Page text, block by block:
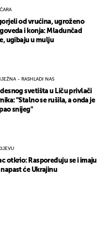
od vrućina, ugroženo
i konja: Mladunčad
ugibaju u mulju
- RASHLADI NAS
svetišta u Liču privlači
"Stalno se rušila, a onda je
snijeg"
otkrio: Raspoređuju se i imaju
će Ukrajinu